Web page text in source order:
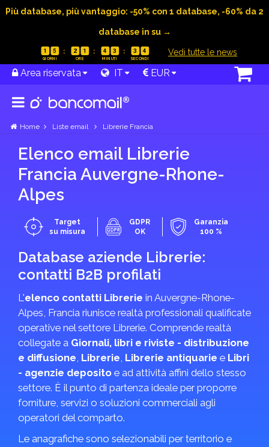
Più database, più vantaggio: -50% con 1 database, -60% da 2
database in su →
1 5 2 1 4 3 3 3 Vedi tutte le news
Area riservata IT EUR
Home Liste email Librerie Francia
Elenco email Librerie
Francia Auvergne-Rhone-
Alpes
Target
su misura
GDPR
OK
Garanzia
100 %
Database aziende Librerie:
contatti B2B profilati
L'elenco contatti Librerie in Auvergne-Rhone-
Alpes, Francia riunisce realtà professionali qualificate
operative nel settore Librerie. Comprende realtà
collegate a Giornali, libri e riviste - distribuzione
e diffusione, Librerie, Librerie antiquarie e Libri
- agenzie deposito e ad attività affini dello stesso
settore. È il punto di partenza ideale per proporre
forniture, servizi o soluzioni commerciali agli
operatori del comparto.
Le anagrafiche sono selezionabili per territorio e